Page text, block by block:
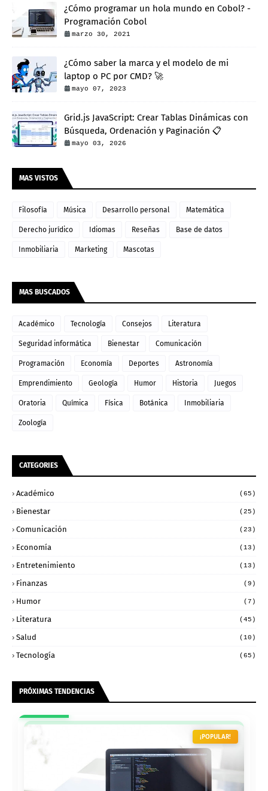
¿Cómo programar un hola mundo en Cobol? -
Programación Cobol
marzo 30, 2021
¿Cómo saber la marca y el modelo de mi
laptop o PC por CMD? 🚀
mayo 07, 2023
Grid.js JavaScript: Crear Tablas Dinámicas con
Búsqueda, Ordenación y Paginación 📋
mayo 03, 2026
MAS VISTOS
Filosofía Música Desarrollo personal Matemática
Derecho jurídico Idiomas Reseñas Base de datos
Inmobiliaria Marketing Mascotas
MAS BUSCADOS
Académico Tecnología Consejos Literatura
Seguridad informática Bienestar Comunicación
Programación Economía Deportes Astronomía
Emprendimiento Geología Humor Historia Juegos
Oratoria Química Física Botánica Inmobiliaria
Zoología
CATEGORIES
Académico (65)
Bienestar (25)
Comunicación (23)
Economía (13)
Entretenimiento (13)
Finanzas (9)
Humor (7)
Literatura (45)
Salud (10)
Tecnología (65)
PRÓXIMAS TENDENCIAS
¡POPULAR!